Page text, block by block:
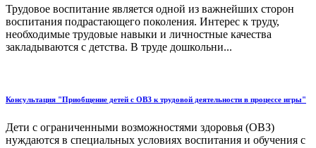
Трудовое воспитание является одной из важнейших сторон
воспитания подрастающего поколения. Интерес к труду,
необходимые трудовые навыки и личностные качества
закладываются с детства. В труде дошкольни...
Консультация "Приобщение детей с ОВЗ к трудовой деятельности в процессе игры"
Дети с ограниченными возможностями здоровья (ОВЗ)
нуждаются в специальных условиях воспитания и обучения с